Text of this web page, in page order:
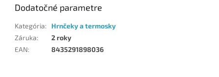
Dodatočné parametre
Kategória:
Hrnčeky a termosky
Záruka:
2 roky
EAN: 8435291898036